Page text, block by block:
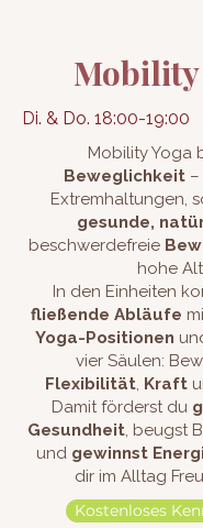
Mobility
Di. & Do. 18:00-19:00
Mobility Yoga
Beweglichkeit
Extremhaltungen,
gesunde,
beschwerdefreie
hohe
In den Einheiten
fließende Abläufe
Yoga-Positionen
vier Säulen:
Flexibilität, Kraft
Damit förderst du
Gesundheit, beugst
und gewinnst
dir im Alltag
Kostenloses